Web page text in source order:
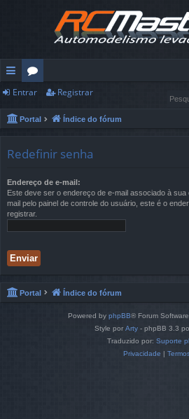
in
ks
pi
d
os
ór
u
Entrar Registrar
Portal Índice do fórum
Redefinir senha
Endereço de e-mail:
Este deve ser o endereço de e-mail associado à
mail pelo painel de controle do usuário, este é o
registrar.
Portal Índice do fórum
Powered by phpBB® Forum
Style por Arty - phpBB 3.3
Traduzido por: Suporte
Privacidade |